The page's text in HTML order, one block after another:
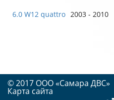
6.0 W12 quattro 2003 - 2010
© 2017 OOO «Самара ДВС»
Карта сайта